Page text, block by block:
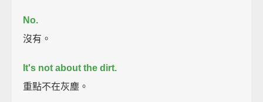
No.
沒有。
It's not about the dirt.
重點不在灰塵。